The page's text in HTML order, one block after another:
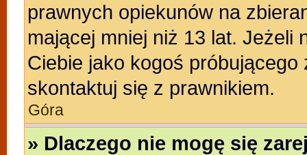
prawnych opiekunów na
mającej mniej niż 13 lat. Jeżeli
Ciebie jako kogoś
skontaktuj się z prawnikiem.
Góra
» Dlaczego nie mogę się